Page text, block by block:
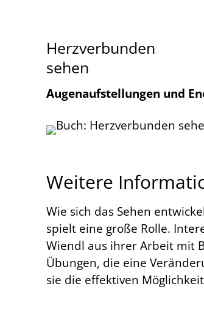
Herzverbunden
sehen
Augenaufstellungen und
Weitere
Wie sich das Sehen
spielt eine große Rolle.
Wiendl aus ihrer Arbeit mit
Übungen, die eine
sie die effektiven